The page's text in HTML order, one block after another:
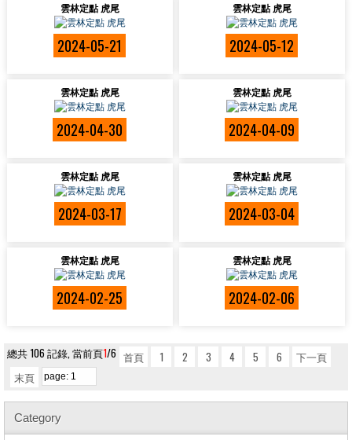
雲林定點 虎尾
2024-05-21
雲林定點 虎尾
2024-05-12
雲林定點 虎尾
2024-04-30
雲林定點 虎尾
2024-04-09
雲林定點 虎尾
2024-03-17
雲林定點 虎尾
2024-03-04
雲林定點 虎尾
2024-02-25
雲林定點 虎尾
2024-02-06
總共 106 記錄, 當前頁1/6 首頁 1 2 3 4 5 6
下一頁
末頁
Category